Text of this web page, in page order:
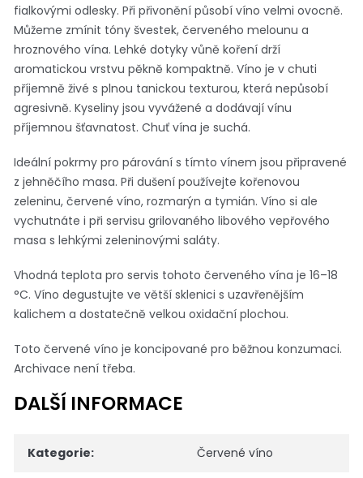
fialkovými odlesky. Při přivonění působí víno velmi ovocně.
Můžeme zmínit tóny švestek, červeného melounu a
hroznového vína. Lehké dotyky vůně koření drží
aromatickou vrstvu pěkně kompaktně. Víno je v chuti
příjemně živé s plnou tanickou texturou, která nepůsobí
agresivně. Kyseliny jsou vyvážené a dodávají vínu
příjemnou šťavnatost. Chuť vína je suchá.
Ideální pokrmy pro párování s tímto vínem jsou připravené
z jehněčího masa. Při dušení používejte kořenovou
zeleninu, červené víno, rozmarýn a tymián. Víno si ale
vychutnáte i při servisu grilovaného libového vepřového
masa s lehkými zeleninovými saláty.
Vhodná teplota pro servis tohoto červeného vína je 16–18
°C. Víno degustujte ve větší sklenici s uzavřenějším
kalichem a dostatečně velkou oxidační plochou.
Toto červené víno je koncipované pro běžnou konzumaci.
Archivace není třeba.
DALŠÍ INFORMACE
Kategorie: Červené víno